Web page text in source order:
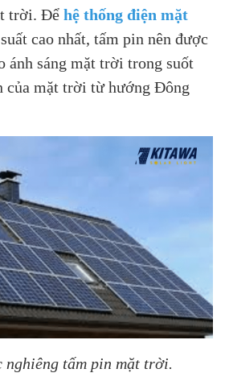
trời. Để hệ thống điện mặt
cao nhất, tấm pin nên được
ánh sáng mặt trời trong suốt
của mặt trời từ hướng Đông
nghiêng tấm pin mặt trời.